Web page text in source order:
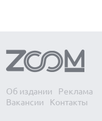
Обнаружены
хронометр
выходят из
Об издании
Реклама
Вакансии
Контакты